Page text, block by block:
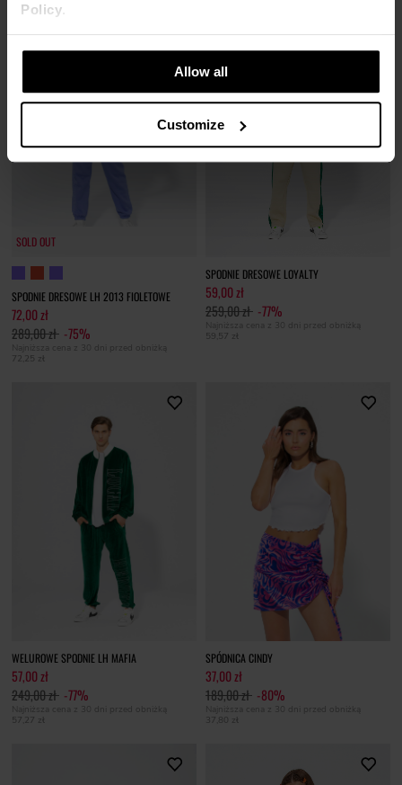
Policy.
Allow all
Customize
SOLD OUT
SPODNIE DRESOWE LH 2013 FIOLETOWE
72,00 zł
289,00 zł -75%
Najniższa cena z 30 dni przed obniżką
72,25 zł
SPODNIE DRESOWE LOYALTY
59,00 zł
259,00 zł -77%
Najniższa cena z 30 dni przed obniżką
59,57 zł
WELUROWE SPODNIE LH MAFIA
57,00 zł
249,00 zł -77%
Najniższa cena z 30 dni przed obniżką
57,27 zł
SPÓDNICA CINDY
37,00 zł
189,00 zł -80%
Najniższa cena z 30 dni przed obniżką
37,80 zł